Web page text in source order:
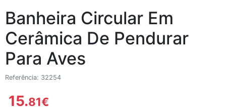
Banheira Circular Em
Cerâmica De Pendurar
Para Aves
Referência: 32254
15.81€